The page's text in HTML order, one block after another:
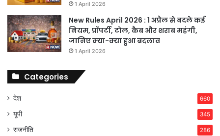
1 April 2026
New Rules April 2026 : 1 अप्रैल से बदले कई
नियम, प्रॉपर्टी, टोल, कैब और शराब महंगी,
जानिए क्या-क्या हुआ बदलाव
1 April 2026
Categories
देश 660
यूपी 345
राजनीति 286